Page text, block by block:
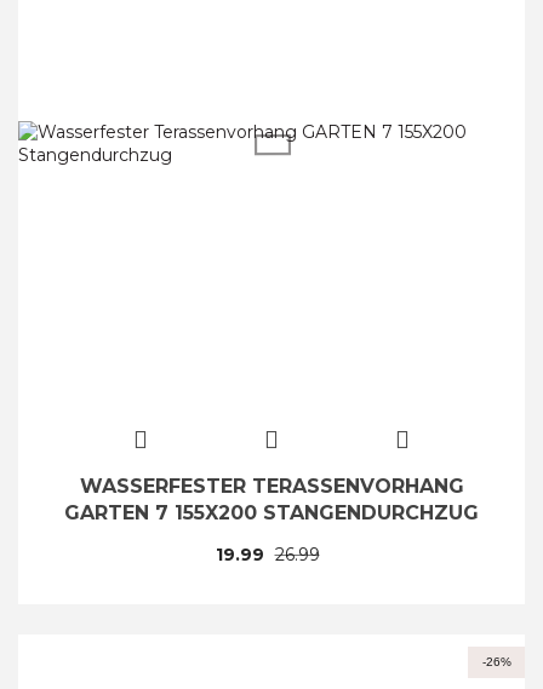
WASSERFESTER TERASSENVORHANG
GARTEN 7 155X200 STANGENDURCHZUG
26.99
19.99
-26%